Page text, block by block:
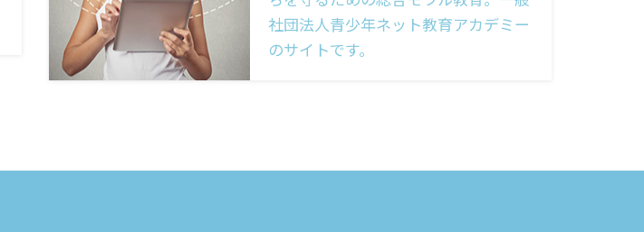
社団法人青少年ネット教育アカデミー
のサイトです。